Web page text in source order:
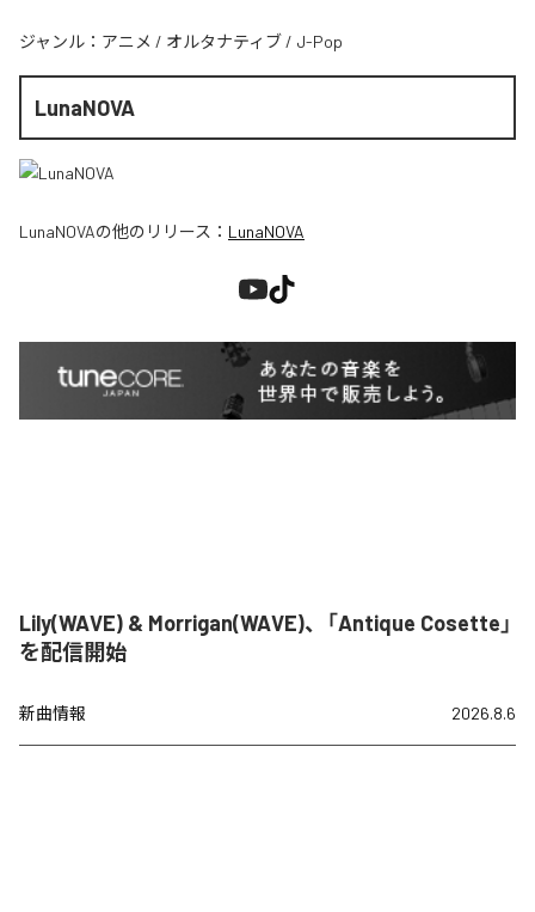
ジャンル： アニメ / オルタナティブ / J-Pop
LunaNOVA
LunaNOVAの他のリリース： LunaNOVA
Lily(WAVE) & Morrigan(WAVE)、「Antique Cosette」
を配信開始
新曲情報 2026.8.6